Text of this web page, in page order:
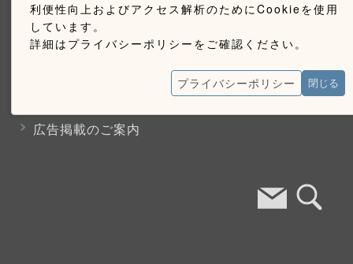
利便性向上およびアクセス解析のためにCookieを使用
しています。
詳細はプライバシーポリシーをご確認ください。
プライバシーポリシー 閉じる
お問い合わせ
広告掲載のご案内